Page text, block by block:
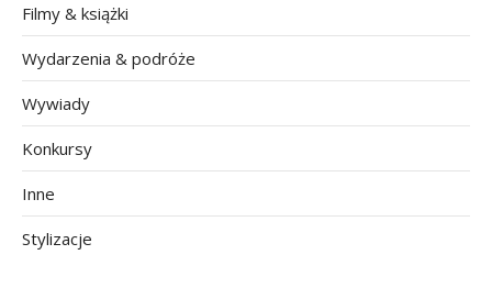
Filmy & książki
Wydarzenia & podróże
Wywiady
Konkursy
Inne
Stylizacje